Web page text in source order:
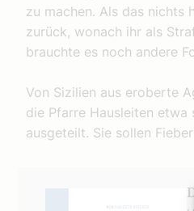
zu machen. Als das nichts
zurück, wonach ihr als
brauchte es noch andere
Von Sizilien aus eroberte
die Pfarre Hausleiten etwa
ausgeteilt. Sie sollen